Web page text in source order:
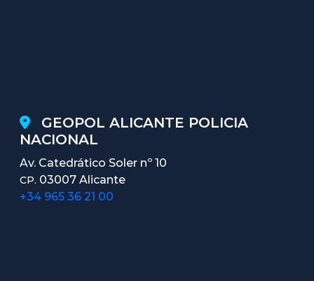
GEOPOL ALICANTE POLICIA
NACIONAL
Av. Catedrático Soler nº 10
CP. 03007 Alicante
+34 965 36 21 00